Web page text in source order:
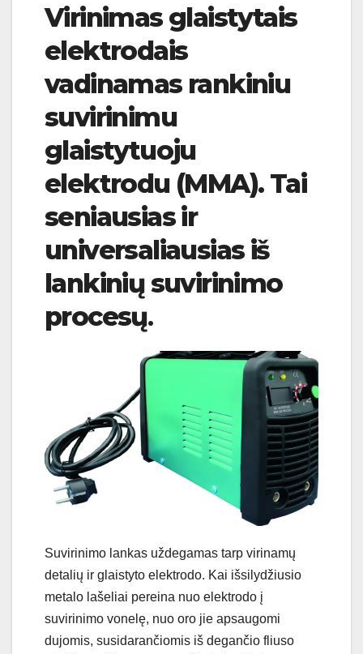
Virinimas glaistytais
elektrodais
vadinamas rankiniu
suvirinimu
glaistytuoju
elektrodu (MMA). Tai
seniausias ir
universaliausias iš
lankinių suvirinimo
procesų.
Suvirinimo lankas uždegamas tarp virinamų
detalių ir glaistyto elektrodo. Kai išsilydžiusio
metalo lašeliai pereina nuo elektrodo į
suvirinimo vonelę, nuo oro jie apsaugomi
dujomis, susidarančiomis iš degančio fliuso